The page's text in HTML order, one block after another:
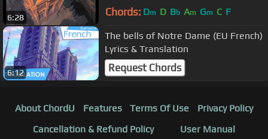
6:28
Canadian)
Chords: Dm D Bb Am Gm C F
6:12
The bells of Notre Dame (EU French)
Lyrics & Translation
Request Chords
About ChordU Features Terms Of Use
Privacy Policy
Cancellation & Refund Policy
User Manual